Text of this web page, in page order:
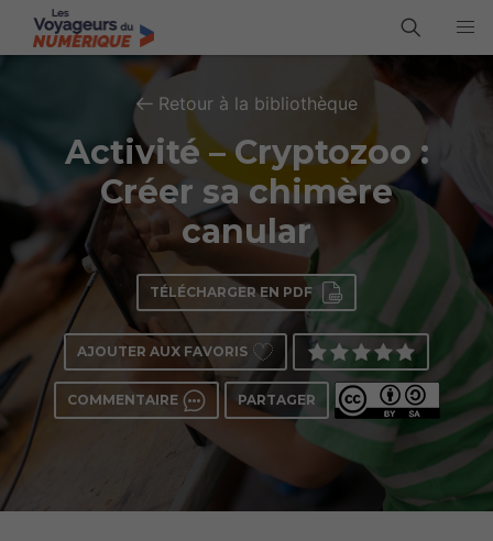
Retour à la bibliothèque
Activité – Cryptozoo :
Créer sa chimère
canular
TÉLÉCHARGER EN PDF
AJOUTER AUX FAVORIS
COMMENTAIRE PARTAGER